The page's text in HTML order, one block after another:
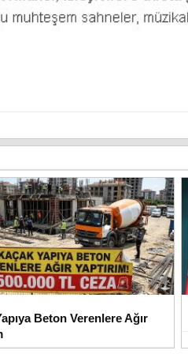
Beton Verenlere Ağır